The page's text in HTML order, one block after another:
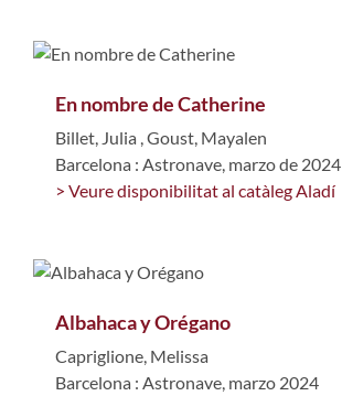
En nombre de Catherine
Billet, Julia Goust, Mayalen
Barcelona : Astronave, marzo de 2024
> Veure disponibilitat al catàleg Aladí
Albahaca y Orégano
Capriglione, Melissa
Barcelona : Astronave, marzo 2024